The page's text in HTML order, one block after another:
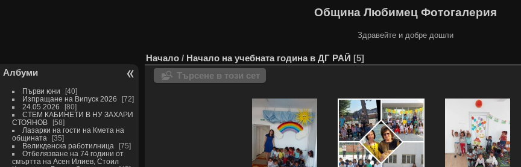
Община Любимец Фотогалерия
Здравейте и добре дошли
Албуми
Първи юни
40
Изпращане на Випуск 2026
72
24.05.2026
80
СТЕМ КАБИНЕТИ В НУ ЗАХАРИ
СТОЯНОВ
58
Лазарки на гости на Кмета на
общината
35
Великденска работилница
75
Отбелязване на 74 години от
смъртта на Асен Илиев, Стоил
Начало / Начало на учебната година в ДГ РАЙ 5
Търсене в този сет